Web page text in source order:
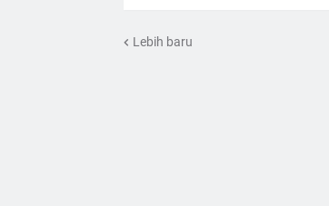
Lebih baru